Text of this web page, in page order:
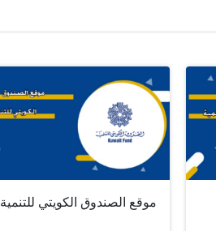
موقع الصندوق الكويتي للتنمية